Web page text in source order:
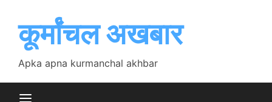
contentकूर्मांचल अखबार
Apka apna kurmanchal akhbar